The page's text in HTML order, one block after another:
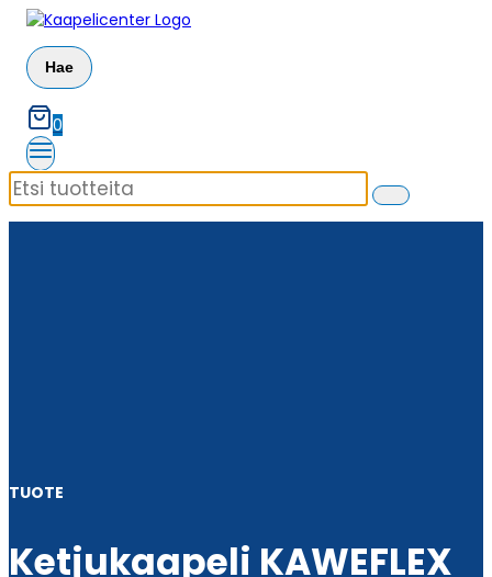
Siirry
sisältöön
Hae
0
TUOTE
Ketjukaapeli KAWEFLEX